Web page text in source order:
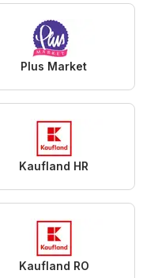
Plus Market
Kaufland HR
Kaufland RO